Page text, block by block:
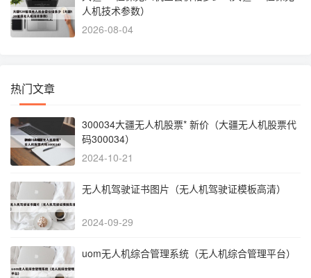
人机技术参数）
2026-08-04
热门文章
300034大疆无人机股票* 新价（大疆无人机股票代
码300034）
2024-10-21
无人机驾驶证书图片（无人机驾驶证模板高清）
2024-09-29
uom无人机综合管理系统（无人机综合管理平台）